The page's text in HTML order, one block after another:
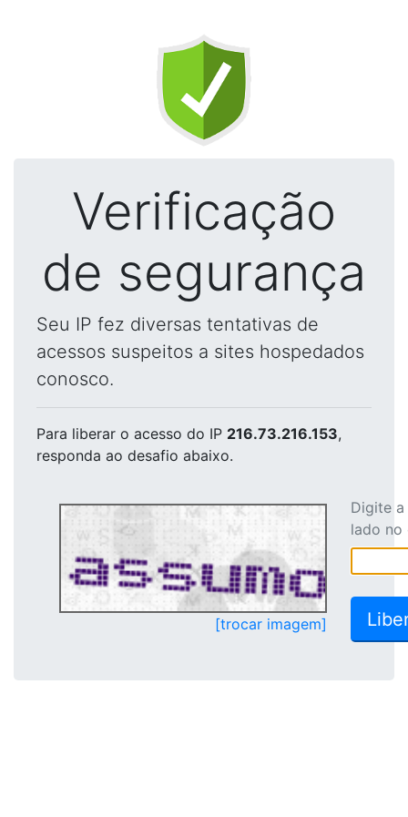
Verificação
de segurança
Seu IP fez diversas tentativas de
acessos suspeitos a sites hospedados
conosco.
Para liberar o acesso do IP 216.73.216.153,
responda ao desafio abaixo.
[trocar imagem]
Digite
lado no